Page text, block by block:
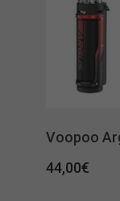
Voopoo
44,00€